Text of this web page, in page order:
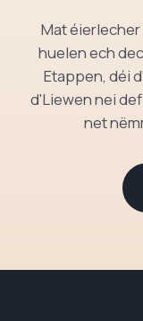
Mat
huelen ech
Etappen, déi
d'Liewen nei
net